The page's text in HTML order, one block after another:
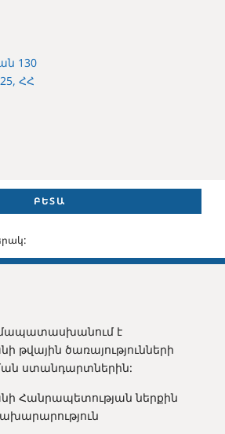
130
ՀՀ
ԲԵՏԱ
է
թվային ծառայությունների
ստանդարտներին:
Հանրապետության ներքին